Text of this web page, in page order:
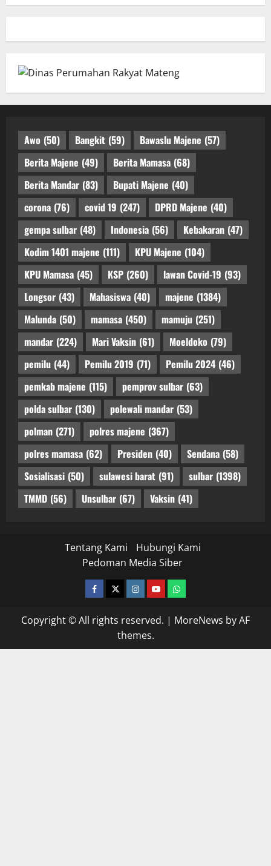
Awo (50) Bangkit (59) Bawaslu Majene (57)
Berita Majene (49) Berita Mamasa (68)
Berita Mandar (83) Bupati Majene (40)
corona (76) covid 19 (247) DPRD Majene (40)
gempa sulbar (48) Indonesia (56) Kebakaran (47)
Kodim 1401 majene (111) KPU Majene (104)
KPU Mamasa (45) KSP (260) lawan Covid-19 (93)
Longsor (43) Mahasiswa (40) majene (1384)
Malunda (50) mamasa (450) mamuju (251)
mandar (224) Mari Vaksin (61) Moeldoko (79)
pemilu (44) Pemilu 2019 (71) Pemilu 2024 (46)
pemkab majene (115) pemprov sulbar (63)
polda sulbar (130) polewali mandar (53)
polman (271) polres majene (367)
polres mamasa (62) Presiden (40) Sendana (58)
Sosialisasi (50) sulawesi barat (91) sulbar (1398)
TMMD (56) Unsulbar (67) Vaksin (41)
Tentang Kami
Hubungi Kami
Pedoman Media Siber
facebooktwitterinstagram.com
youtubewhatsapp
Copyright © All rights reserved. | MoreNews by AF
themes.